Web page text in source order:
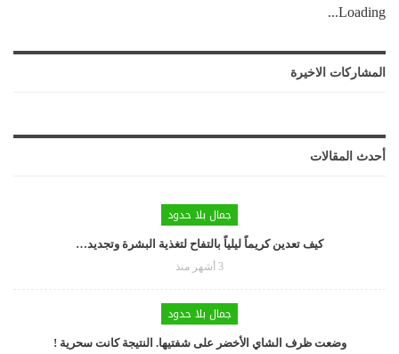
Loading...
المشاركات الاخيرة
أحدث المقالات
جمال بلا حدود
كيف تعدين كريماً ليلياً بالتفاح لتغذية البشرة وتجديد…
3 أشهر منذ
جمال بلا حدود
وضعت ظرف الشاي الأخضر على شفتيها. النتيجة كانت سحرية !